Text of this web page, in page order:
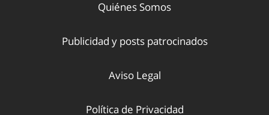
Quiénes Somos
Publicidad y posts patrocinados
Aviso Legal
Política de Privacidad